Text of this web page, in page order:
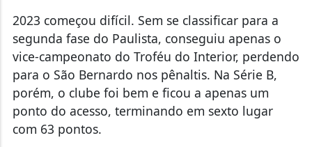
2023 começou difícil. Sem se classificar para a
segunda fase do Paulista, conseguiu apenas o
vice-campeonato do Troféu do Interior, perdendo
para o São Bernardo nos pênaltis. Na Série B,
porém, o clube foi bem e ficou a apenas um
ponto do acesso, terminando em sexto lugar
com 63 pontos.